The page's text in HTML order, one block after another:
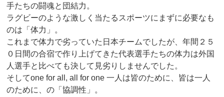
手たちの闘魂と団結力。
ラグビーのような激しく当たるスポーツにまずに必要なも
のは「体力」。
これまで体力で劣っていた日本チームでしたが、年間２５
０日間の合宿で作り上げてきた代表選手たちの体力は外国
人選手と比べても決して見劣りしませんでした。
そしてone for all, all for one 一人は皆のために、皆は一人
のために、の「協調性」。